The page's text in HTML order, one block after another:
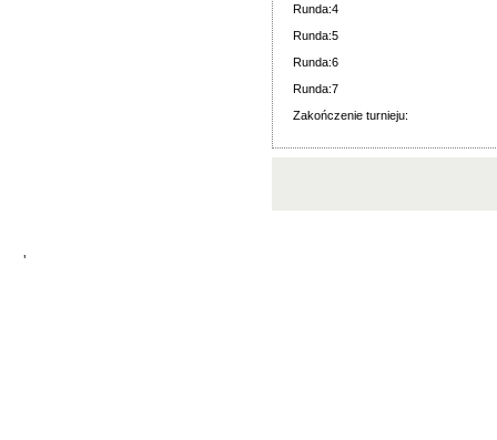
Runda:4
Runda:5
Runda:6
Runda:7
Zakończenie turnieju:
'